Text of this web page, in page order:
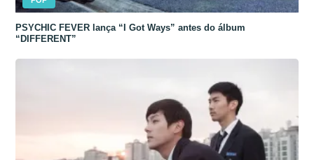
PSYCHIC FEVER lança “I Got Ways” antes do álbum
“DIFFERENT”